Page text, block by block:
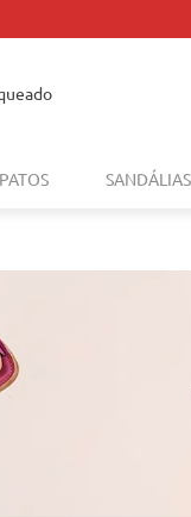
SANDÁLIAS